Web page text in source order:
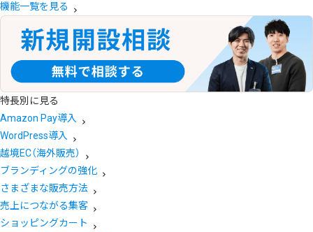
機能一覧を見る
特長別に見る
Amazon Pay導入
WordPress導入
越境EC（海外販売）
ブランディングの強化
さまざまな販売方法
売上につながる集客
ショッピングカート